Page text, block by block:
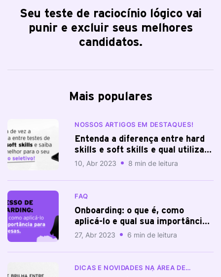
Seu teste de raciocínio lógico vai
punir e excluir seus melhores
candidatos.
Mais populares
NOSSOS ARTIGOS EM DESTAQUES!
Entenda a diferença entre hard
skills e soft skills e qual utilizar
no seu processo seletivo
10, Abr 2023 8 min de leitura
FAQ
Onboarding: o que é, como
aplicá-lo e qual sua importância
para uma empresa
27, Abr 2023 6 min de leitura
DICAS E NOVIDADES NA ÁREA DE
RECURSOS HUMANOS | BLOG